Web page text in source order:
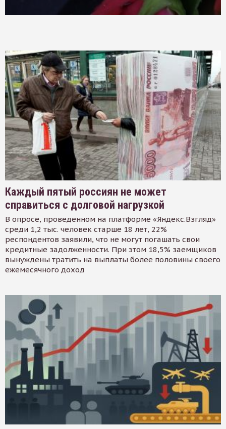
Каждый пятый россиян не может
справиться с долговой нагрузкой
В опросе, проведенном на платформе «Яндекс.Взгляд»
среди 1,2 тыс. человек старше 18 лет, 22%
респондентов заявили, что не могут погашать свои
кредитные задолженности. При этом 18,5% заемщиков
вынуждены тратить на выплаты более половины своего
ежемесячного доход